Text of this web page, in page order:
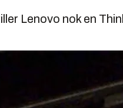
Lenovo nok en